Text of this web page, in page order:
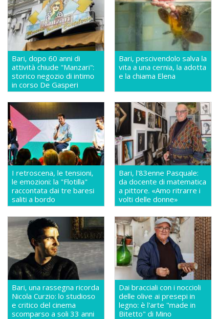
Bari, dopo 60 anni di
attività chiude "Manzari":
storico negozio di intimo
in corso De Gasperi
Bari, pescivendolo salva la
vita a una cernia, la adotta
e la chiama Elena
I retroscena, le tensioni,
le emozioni: la "Flotilla"
raccontata dai tre baresi
saliti a bordo
Bari, l'83enne Pasquale:
da docente di matematica
a pittore. «Amo ritrarre i
volti delle donne»
Bari, una rassegna ricorda
Nicola Curzio: lo studioso
e critico del cinema
scomparso a soli 33 anni
Dai bracciali con i noccioli
delle olive ai presepi in
legno: è l'arte "made in
Bitetto" di Mino